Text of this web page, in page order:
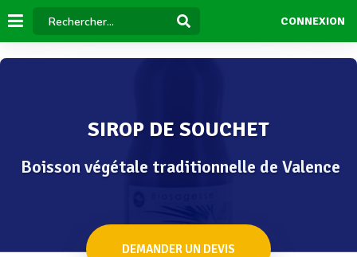
CONNEXION
SIROP DE SOUCHET
Boisson végétale traditionnelle de Valence
DEMANDER UN DEVIS